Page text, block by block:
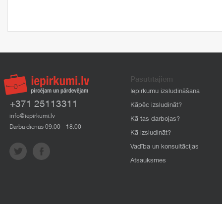
+371 25113311
info@iepirkumi.lv
Darba dienās 09:00 - 18:00
Pasūtītājiem
Iepirkumu izsludināšana
Kāpēc izsludināt?
Kā tas darbojas?
Kā izsludināt?
Vadība un konsultācijas
Atsauksmes